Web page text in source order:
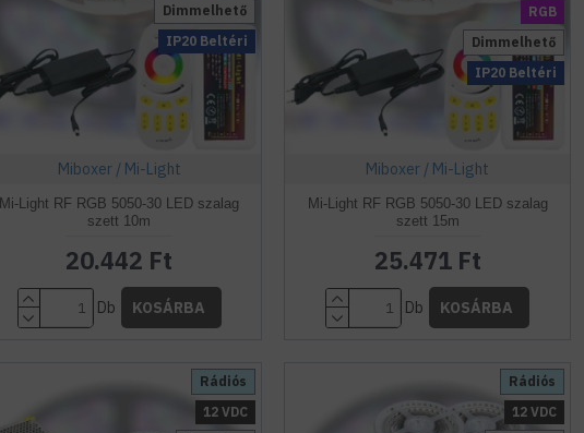
IP20 Beltéri
Dimmelhető
Miboxer / Mi-Light
Mi-Light RF RGB 5050-30 LED szalag
szett 10m
20.442 Ft
Db KOSÁRBA
RGB
IP20 Beltéri
Dimmelhető
Miboxer / Mi-Light
Mi-Light RF RGB 5050-30 LED szalag
szett 15m
25.471 Ft
Db KOSÁRBA
Rádiós
12 VDC
Rádiós
12 VDC